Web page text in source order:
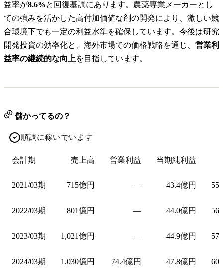
益率が8.6%と回復基調にあります。農薬専業メーカーとし
ての強みを活かした高付加価値な剤の開発により、激しい競
合環境下でも一定の利益水準を確保しています。今後は研究
開発投資の効率化と、海外市場での価格戦略を通じ、 営業利
益率の継続的な向上を目指しています。
儲かってるの？
順調に稼いでいます
会計期 売上高 営業利益 当期純利益
2021/03期 715億円 — 43.4億円
2022/03期 801億円 — 44.0億円
2023/03期 1,021億円 — 44.9億円
2024/03期 1,030億円 74.4億円 47.8億円